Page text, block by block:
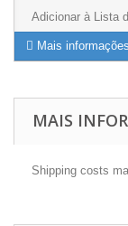
Adicionar à Lista
Mais informações
MAIS
Shipping costs